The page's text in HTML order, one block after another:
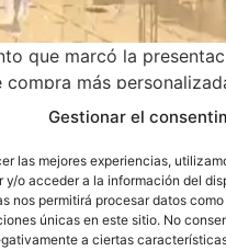
Gestionar el
las mejores experiencias,
y/o acceder a la información del
nos permitirá procesar datos
únicas en este sitio. No
a ciertas
que marcó la
más